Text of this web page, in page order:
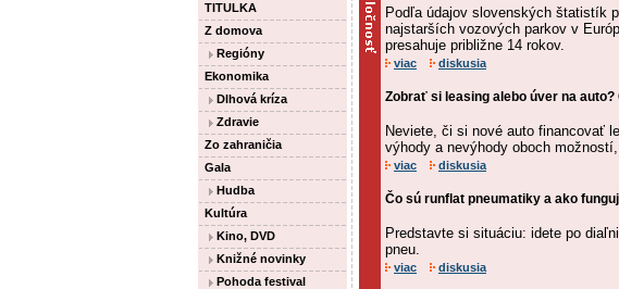
TITULKA
Z domova
Regióny
Ekonomika
Dlhová kríza
Zdravie
Zo zahraničia
Gala
Hudba
Kultúra
Kino, DVD
Knižné novinky
Pohoda festival
Podľa údajov slovenských štatistík
najstarších vozových parkov v
presahuje približne 14 rokov.
viac diskusia
Zobrať si leasing alebo úver na auto?
Neviete, či si nové auto financovať
výhody a nevýhody oboch
viac diskusia
Čo sú runflat pneumatiky a ako
Predstavte si situáciu: idete po
pneu.
viac diskusia